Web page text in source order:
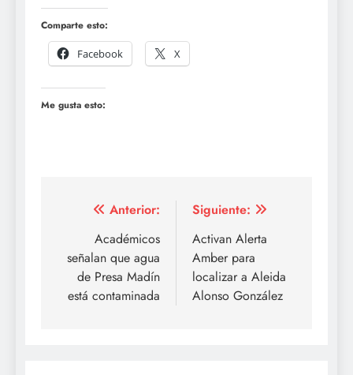
Comparte esto:
Facebook
X
Me gusta esto:
Navegación
entradas
Anterior:
Académicos
señalan que agua
de Presa Madín
está contaminada
Siguiente:
Activan Alerta
Amber para
localizar a Aleida
Alonso González